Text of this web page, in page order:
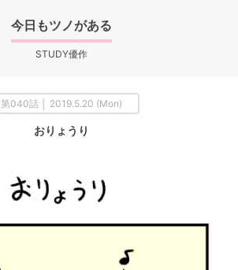
今日もツノがある
STUDY優作
第040話 │ 2019.5.20 (Mon)
おりょうり